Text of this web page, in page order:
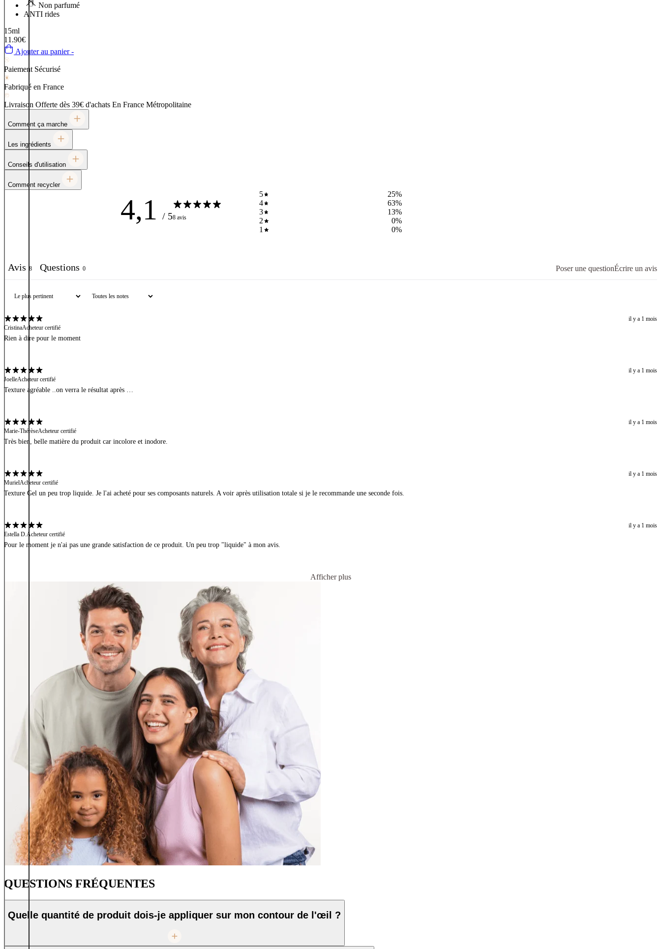
Non parfumé
ANTI rides
15ml
11.90€
Ajouter au panier -
Paiement Sécurisé
Fabriqué en France
Livraison Offerte dès 39€ d'achats En France Métropolitaine
Comment ça marche
Les ingrédients
Conseils d'utilisation
Comment recycler
4,1 / 58 avis
5 25%
4
63%
3
13%
2
0%
1
0%
Poser une questionÉcrire un avis
Avis 8 Questions 0
il y a 1 mois
CristinaAcheteur certifié
Rien à dire pour le moment
il y a 1 mois
JoelleAcheteur certifié
Texture agréable ..on verra le résultat après …
il y a 1 mois
Marie-ThérèseAcheteur certifié
Très bien, belle matière du produit car incolore et inodore.
il y a 1 mois
MurielAcheteur certifié
Texture Gel un peu trop liquide. Je l'ai acheté pour ses composants naturels. A voir après utilisation totale si je le recommande une seconde fois.
il y a 1 mois
Estella D. Acheteur certifié
Pour le moment je n'ai pas une grande satisfaction de ce produit. Un peu trop "liquide" à mon avis.
Afficher plus
QUESTIONS FRÉQUENTES
Quelle quantité de produit dois-je appliquer sur mon contour de l'œil ?